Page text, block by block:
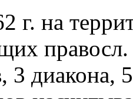
г. на
3 диакона,